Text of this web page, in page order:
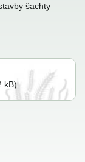
šachty
kB)